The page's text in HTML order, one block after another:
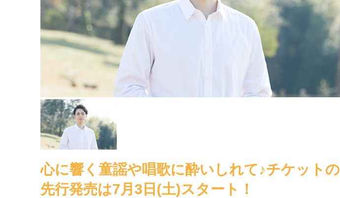
心に響く童謡や唱歌に酔いしれて♪チケットの
先行発売は7月3日(土)スタート！